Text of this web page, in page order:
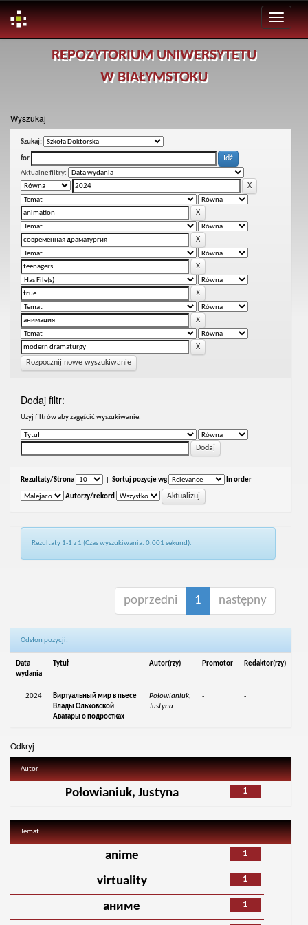
REPOZYTORIUM UNIWERSYTETU
W BIAŁYMSTOKU
Wyszukaj
Szukaj:
for
Aktualne filtry:
Rozpocznij nowe wyszukiwanie
Dodaj filtr:
Uzyj filtrów aby zagęścić wyszukiwanie.
Rezultaty/Strona Sortuj pozycje wg In order
Autorzy/rekord
Rezultaty 1-1 z 1 (Czas wyszukiwania: 0.001 sekund).
poprzedni 1 następny
Odsłon pozycji:
Data
wydania
Tytuł Autor(rzy) Promotor Redaktor(rzy)
2024
Виртуальный мир в пьесе
Влады Ольховской
Аватары о подростках
Połowianiuk,
Justyna
- -
Odkryj
Autor
1
Połowianiuk, Justyna
Temat
1
anime
1
virtuality
1
аниме